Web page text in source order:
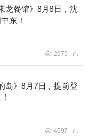
龙餐馆》8月8日，沈
东！
2675
岛》8月7日，提前登
4597